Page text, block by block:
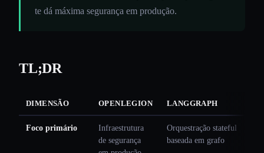
te dá máxima segurança em produção.
TL;DR
DIMENSÃO OPENLEGION LANGGRAPH
Foco primário
Infraestrutura
de segurança
Orquestração stateful
baseada em grafo